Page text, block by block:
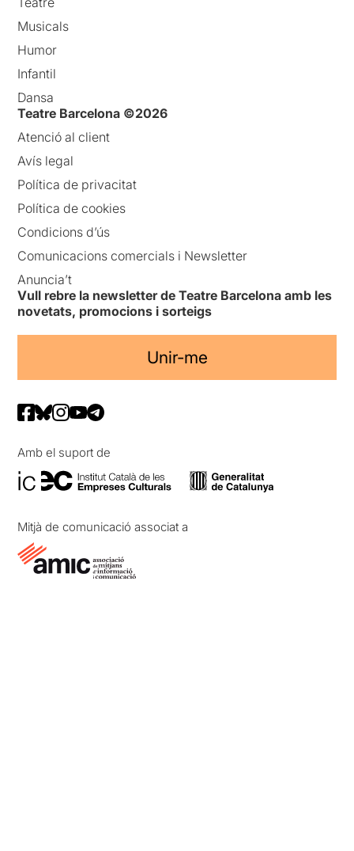
Musicals
Humor
Infantil
Dansa
Teatre Barcelona ©2026
Atenció al client
Avís legal
Política de privacitat
Política de cookies
Condicions d’ús
Comunicacions comercials i Newsletter
Anuncia’t
Vull rebre la newsletter de Teatre Barcelona amb les
novetats, promocions i sorteigs
Unir-me
Amb el suport de
Mitjà de comunicació associat a